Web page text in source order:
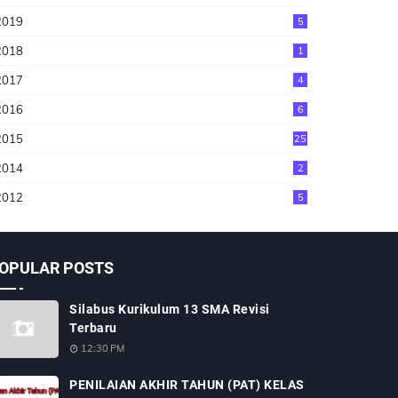
5
1
4
6
25
2
5
POSTS
Silabus Kurikulum 13 SMA Revisi
Terbaru
12:30 PM
PENILAIAN AKHIR TAHUN (PAT) KELAS